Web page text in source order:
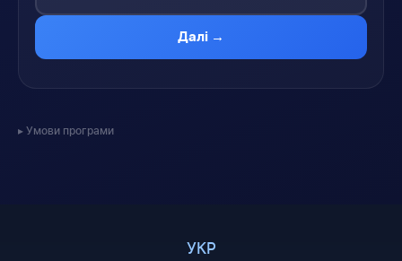
Далі →
Умови програми
УКР